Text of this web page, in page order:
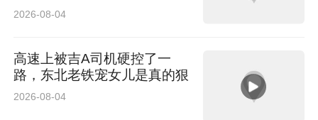
2026-08-04
高速上被吉A司机硬控了一
路，东北老铁宠女儿是真的狠
2026-08-04